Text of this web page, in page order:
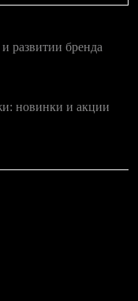
развитии бренда
новинки и акции